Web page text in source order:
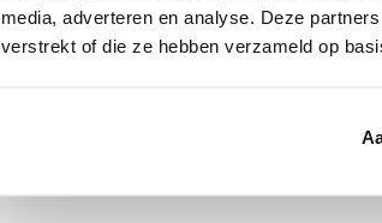
media, adverteren en analyse. Deze
verstrekt of die ze hebben verzameld op